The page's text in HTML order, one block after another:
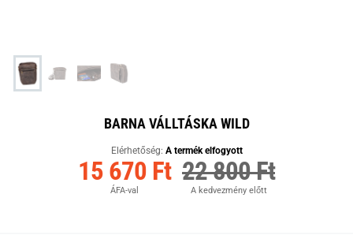
BARNA VÁLLTÁSKA WILD
Elérhetőség: A termék elfogyott
15 670 Ft
ÁFA-val
22 800 Ft
A kedvezmény előtt